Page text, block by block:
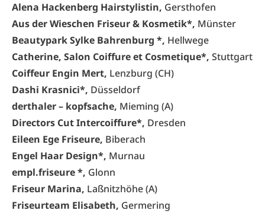
Alena Hackenberg Hairstylistin, Gersthofen
Aus der Wieschen Friseur & Kosmetik*, Münster
Beautypark Sylke Bahrenburg *, Hellwege
Catherine, Salon Coiffure et Cosmetique*, Stuttgart
Coiffeur Engin Mert, Lenzburg (CH)
Dashi Krasnici*, Düsseldorf
derthaler – kopfsache, Mieming (A)
Directors Cut Intercoiffure*, Dresden
Eileen Ege Friseure, Biberach
Engel Haar Design*, Murnau
empl.friseure *, Glonn
Friseur Marina, Laßnitzhöhe (A)
Friseurteam Elisabeth, Germering